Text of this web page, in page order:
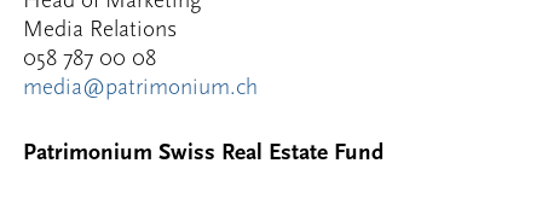
Media Relations
058 787 00 08
media@patrimonium.ch
Patrimonium Swiss Real Estate Fund